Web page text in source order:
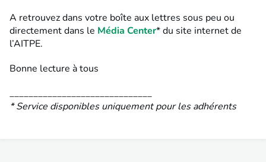
A retrouvez dans votre boîte aux lettres sous peu ou
directement dans le Média Center* du site internet de
l’AITPE.
Bonne lecture à tous
______________________________
* Service disponibles uniquement pour les adhérents